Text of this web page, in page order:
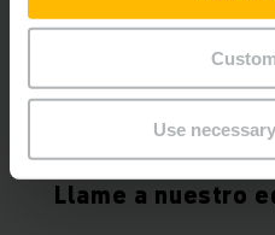
Use
Servicio de baterías
Jungheinrich
Llame a nuestro